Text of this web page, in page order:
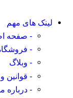
لینک های مهم
- صفحه
-
- وبلاگ
- قوانین
- درباره